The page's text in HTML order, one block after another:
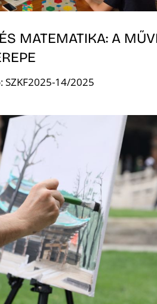
MATEMATIKA: A
SZKF2025-14/2025